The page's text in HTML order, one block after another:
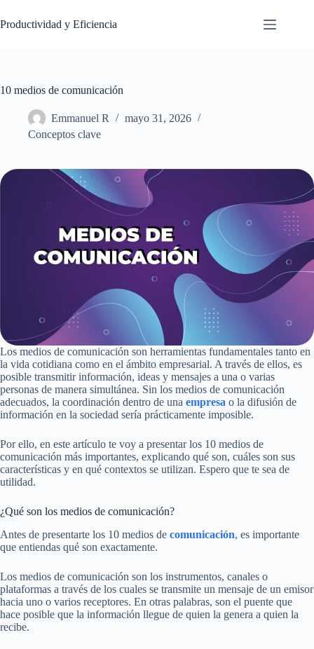
al
contenido
Productividad y Eficiencia
10 medios de comunicación
Emmanuel R
mayo 31, 2026
Conceptos clave
Los medios de comunicación son herramientas fundamentales tanto en
la vida cotidiana como en el ámbito empresarial. A través de ellos, es
posible transmitir información, ideas y mensajes a una o varias
personas de manera simultánea. Sin los medios de comunicación
adecuados, la coordinación dentro de una empresa o la difusión de
información en la sociedad sería prácticamente imposible.
Por ello, en este artículo te voy a presentar los 10 medios de
comunicación más importantes, explicando qué son, cuáles son sus
características y en qué contextos se utilizan. Espero que te sea de
utilidad.
¿Qué son los medios de comunicación?
Antes de presentarte los 10 medios de comunicación, es importante
que entiendas qué son exactamente.
Los medios de comunicación son los instrumentos, canales o
plataformas a través de los cuales se transmite un mensaje de un emisor
hacia uno o varios receptores. En otras palabras, son el puente que
hace posible que la información llegue de quien la genera a quien la
recibe.